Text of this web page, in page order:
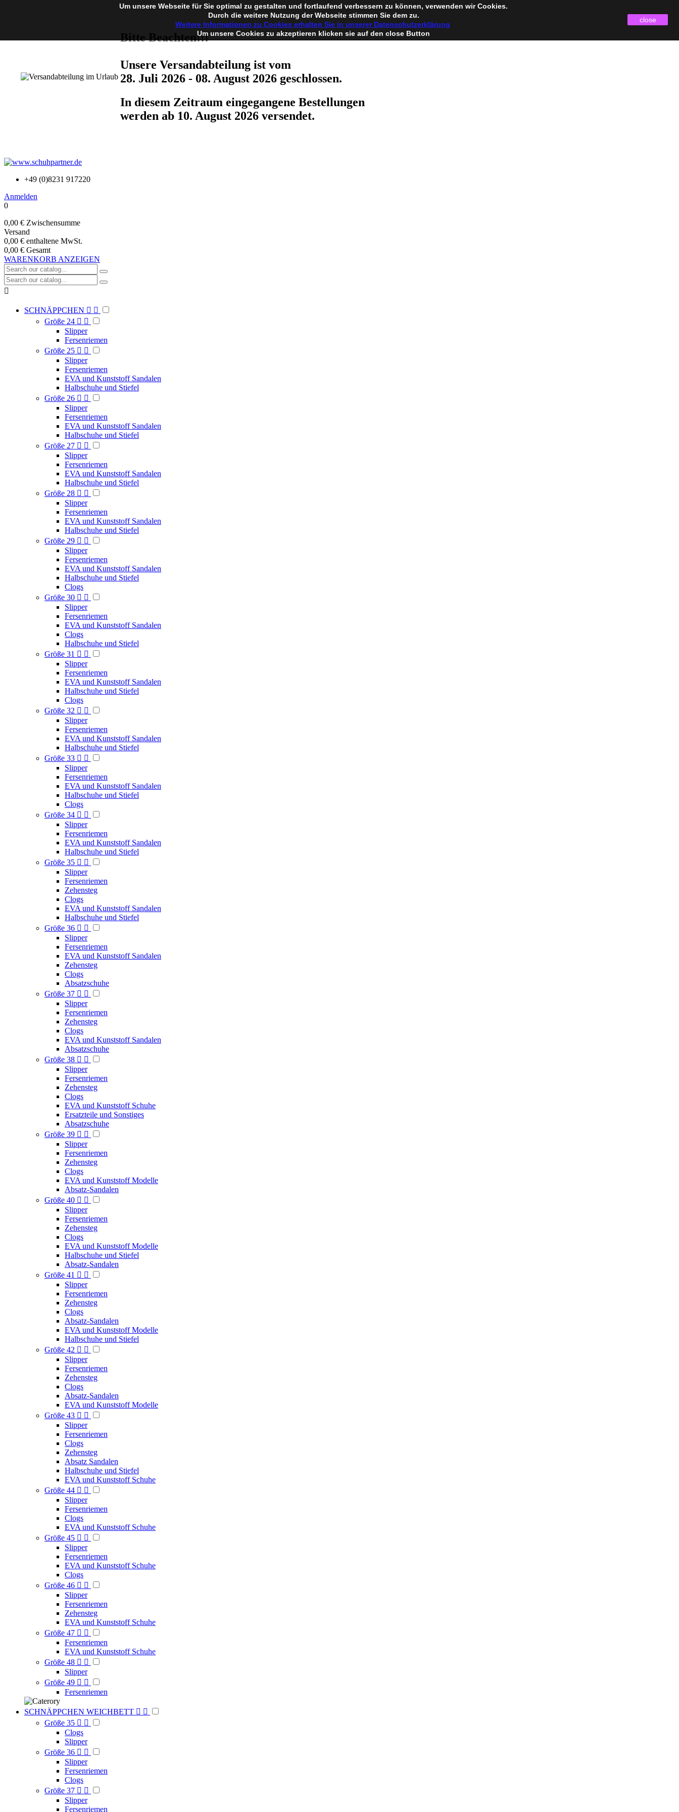
Bitte Beachten!!!
Unsere Versandabteilung ist vom
28. Juli 2026 - 08. August 2026 geschlossen.
In diesem Zeitraum eingegangene Bestellungen
werden ab 10. August 2026 versendet.
+49 (0)8231 917220
Anmelden
0
0,00 € Zwischensumme
Versand
0,00 € enthaltene MwSt.
0,00 € Gesamt
WARENKORB ANZEIGEN

SCHNÄPPCHEN  
Größe 24  
Slipper
Fersenriemen
Größe 25  
Slipper
Fersenriemen
EVA und Kunststoff Sandalen
Halbschuhe und Stiefel
Größe 26  
Slipper
Fersenriemen
EVA und Kunststoff Sandalen
Halbschuhe und Stiefel
Größe 27  
Slipper
Fersenriemen
EVA und Kunststoff Sandalen
Halbschuhe und Stiefel
Größe 28  
Slipper
Fersenriemen
EVA und Kunststoff Sandalen
Halbschuhe und Stiefel
Größe 29  
Slipper
Fersenriemen
EVA und Kunststoff Sandalen
Halbschuhe und Stiefel
Clogs
Größe 30  
Slipper
Fersenriemen
EVA und Kunststoff Sandalen
Clogs
Halbschuhe und Stiefel
Größe 31  
Slipper
Fersenriemen
EVA und Kunststoff Sandalen
Halbschuhe und Stiefel
Clogs
Größe 32  
Slipper
Fersenriemen
EVA und Kunststoff Sandalen
Halbschuhe und Stiefel
Größe 33  
Slipper
Fersenriemen
EVA und Kunststoff Sandalen
Halbschuhe und Stiefel
Clogs
Größe 34  
Slipper
Fersenriemen
EVA und Kunststoff Sandalen
Halbschuhe und Stiefel
Größe 35  
Slipper
Fersenriemen
Zehensteg
Clogs
EVA und Kunststoff Sandalen
Halbschuhe und Stiefel
Größe 36  
Slipper
Fersenriemen
EVA und Kunststoff Sandalen
Zehensteg
Clogs
Absatzschuhe
Größe 37  
Slipper
Fersenriemen
Zehensteg
Clogs
EVA und Kunststoff Sandalen
Absatzschuhe
Größe 38  
Slipper
Fersenriemen
Zehensteg
Clogs
EVA und Kunststoff Schuhe
Ersatzteile und Sonstiges
Absatzschuhe
Größe 39  
Slipper
Fersenriemen
Zehensteg
Clogs
EVA und Kunststoff Modelle
Absatz-Sandalen
Größe 40  
Slipper
Fersenriemen
Zehensteg
Clogs
EVA und Kunststoff Modelle
Halbschuhe und Stiefel
Absatz-Sandalen
Größe 41  
Slipper
Fersenriemen
Zehensteg
Clogs
Absatz-Sandalen
EVA und Kunststoff Modelle
Halbschuhe und Stiefel
Größe 42  
Slipper
Fersenriemen
Zehensteg
Clogs
Absatz-Sandalen
EVA und Kunststoff Modelle
Größe 43  
Slipper
Fersenriemen
Clogs
Zehensteg
Absatz Sandalen
Halbschuhe und Stiefel
EVA und Kunststoff Schuhe
Größe 44  
Slipper
Fersenriemen
Clogs
EVA und Kunststoff Schuhe
Größe 45  
Slipper
Fersenriemen
EVA und Kunststoff Schuhe
Clogs
Größe 46  
Slipper
Fersenriemen
Zehensteg
EVA und Kunststoff Schuhe
Größe 47  
Fersenriemen
EVA und Kunststoff Schuhe
Größe 48  
Slipper
Größe 49  
Fersenriemen
SCHNÄPPCHEN WEICHBETT  
Größe 35  
Clogs
Slipper
Größe 36  
Slipper
Fersenriemen
Clogs
Größe 37  
Slipper
Fersenriemen
Um unsere Webseite für Sie optimal zu gestalten und fortlaufend verbessern zu können, verwenden wir Cookies.
Durch die weitere Nutzung der Webseite stimmen Sie dem zu.
Weitere Informationen zu Cookies erhalten Sie in unserer Datenschutzerklärung
Um unsere Cookies zu akzeptieren klicken sie auf den close Button
close